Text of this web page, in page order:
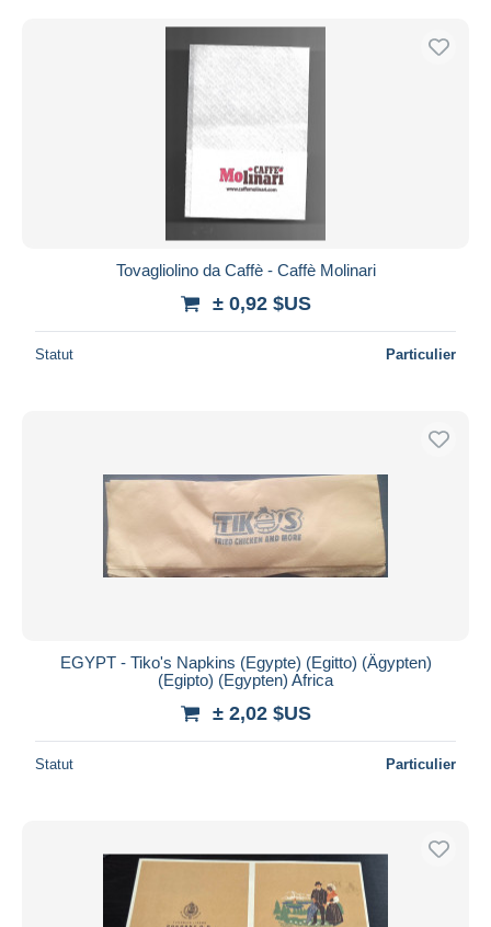
Tovagliolino da Caffè - Caffè Molinari
± 0,92 $US
Statut Particulier
EGYPT - Tiko's Napkins (Egypte) (Egitto) (Ägypten)
(Egipto) (Egypten) Africa
± 2,02 $US
Statut Particulier